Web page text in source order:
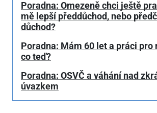
Poradna: Omezeně chci ještě
mě lepší předdůchod, nebo
důchod?
Poradna: Mám 60 let a práci pro
co teď?
Poradna: OSVČ a váhání nad
úvazkem